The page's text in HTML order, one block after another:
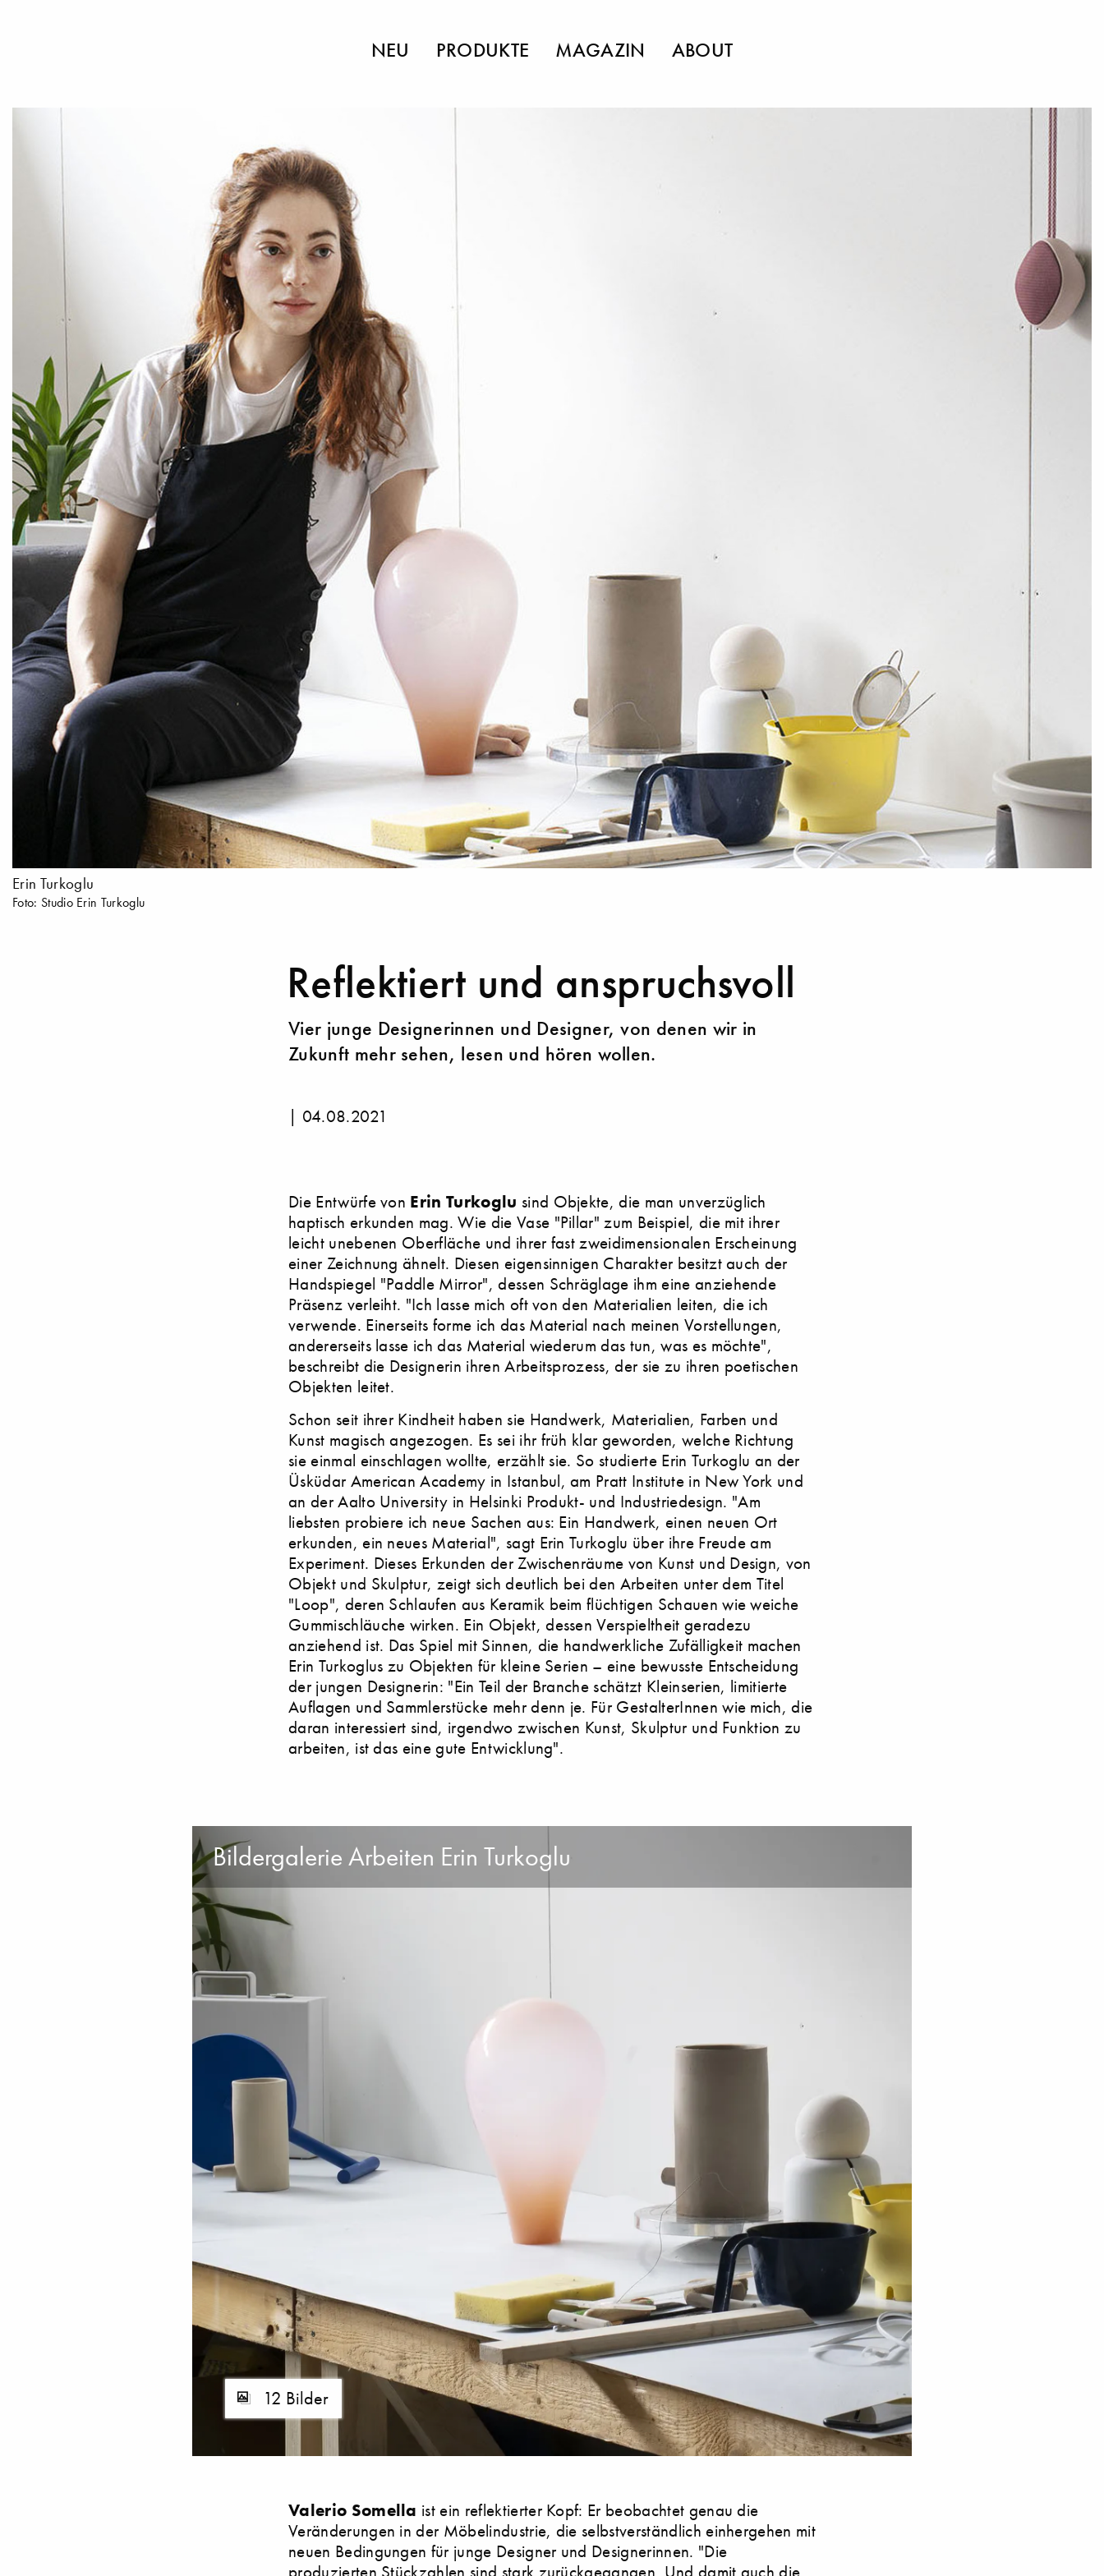
NEU PRODUKTE MAGAZIN ABOUT
Erin Turkoglu
Foto: Studio Erin Turkoglu
Reflektiert und anspruchsvoll
Vier junge Designerinnen und Designer, von denen wir in
Zukunft mehr sehen, lesen und hören wollen.
| 04.08.2021
Die Entwürfe von Erin Turkoglu sind Objekte, die man unverzüglich
haptisch erkunden mag. Wie die Vase "Pillar" zum Beispiel, die mit ihrer
leicht unebenen Oberfläche und ihrer fast zweidimensionalen Erscheinung
einer Zeichnung ähnelt. Diesen eigensinnigen Charakter besitzt auch der
Handspiegel "Paddle Mirror", dessen Schräglage ihm eine anziehende
Präsenz verleiht. "Ich lasse mich oft von den Materialien leiten, die ich
verwende. Einerseits forme ich das Material nach meinen Vorstellungen,
andererseits lasse ich das Material wiederum das tun, was es möchte",
beschreibt die Designerin ihren Arbeitsprozess, der sie zu ihren poetischen
Objekten leitet.
Schon seit ihrer Kindheit haben sie Handwerk, Materialien, Farben und
Kunst magisch angezogen. Es sei ihr früh klar geworden, welche Richtung
sie einmal einschlagen wollte, erzählt sie. So studierte Erin Turkoglu an der
Üsküdar American Academy in Istanbul, am Pratt Institute in New York und
an der Aalto University in Helsinki Produkt- und Industriedesign. "Am
liebsten probiere ich neue Sachen aus: Ein Handwerk, einen neuen Ort
erkunden, ein neues Material", sagt Erin Turkoglu über ihre Freude am
Experiment. Dieses Erkunden der Zwischenräume von Kunst und Design, von
Objekt und Skulptur, zeigt sich deutlich bei den Arbeiten unter dem Titel
"Loop", deren Schlaufen aus Keramik beim flüchtigen Schauen wie weiche
Gummischläuche wirken. Ein Objekt, dessen Verspieltheit geradezu
anziehend ist. Das Spiel mit Sinnen, die handwerkliche Zufälligkeit machen
Erin Turkoglus zu Objekten für kleine Serien – eine bewusste Entscheidung
der jungen Designerin: "Ein Teil der Branche schätzt Kleinserien, limitierte
Auflagen und Sammlerstücke mehr denn je. Für GestalterInnen wie mich, die
daran interessiert sind, irgendwo zwischen Kunst, Skulptur und Funktion zu
arbeiten, ist das eine gute Entwicklung".
Bildergalerie Arbeiten Erin Turkoglu
12 Bilder
Valerio Somella ist ein reflektierter Kopf: Er beobachtet genau die
Veränderungen in der Möbelindustrie, die selbstverständlich einhergehen mit
neuen Bedingungen für junge Designer und Designerinnen. "Die
produzierten Stückzahlen sind stark zurückgegangen. Und damit auch die